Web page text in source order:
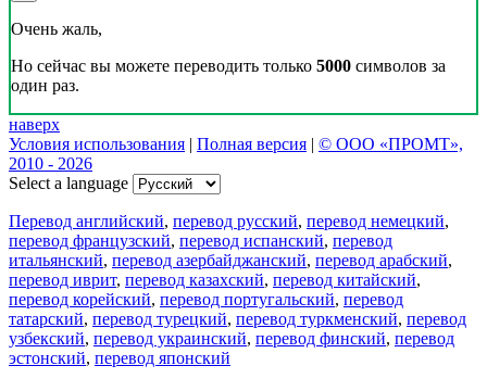
Очень жаль,
Но сейчас вы можете переводить только 5000 символов за
один раз.
наверх
Условия использования | Полная версия | © ООО «ПРОМТ»,
2010 - 2026
Select a language
Перевод английский, перевод русский, перевод немецкий,
перевод французский, перевод испанский, перевод
итальянский, перевод азербайджанский, перевод арабский,
перевод иврит, перевод казахский, перевод китайский,
перевод корейский, перевод португальский, перевод
татарский, перевод турецкий, перевод туркменский, перевод
узбекский, перевод украинский, перевод финский, перевод
эстонский, перевод японский